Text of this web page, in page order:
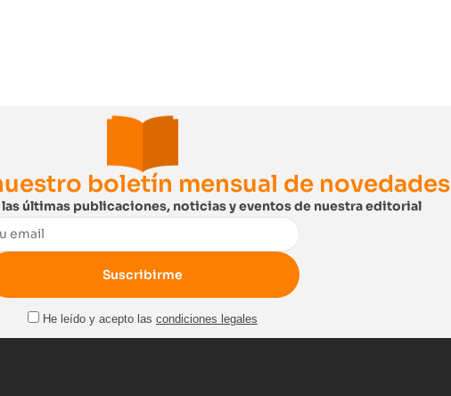
boletín mensual de novedades
últimas publicaciones, noticias y eventos de nuestra editorial
He leído y acepto las condiciones legales